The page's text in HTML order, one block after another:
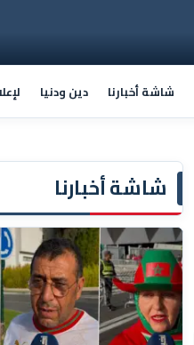
شاشة أخبارنا دين ودنيا
شاشة أخبارنا